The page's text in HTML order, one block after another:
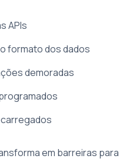
APIs
formato dos dados
demoradas
em barreiras para